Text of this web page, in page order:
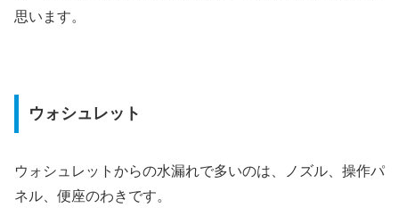
思います。
ウォシュレット
ウォシュレットからの水漏れで多いのは、ノズル、操作パ
ネル、便座のわきです。